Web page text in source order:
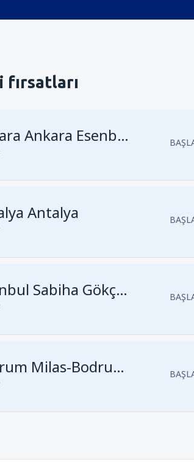
fırsatları
Ankara Ankara Esenboğa
Kalkış
KalkışAntalya, Antalya (AYT)
İstanbul, Sabiha Gökçen
Antalya
Kalkışİstanbul, Sabiha Gökçen
Kalkışİzmir, İzmir Adnan
İstanbul, Istanbul Airport
İstanbul Sabiha Gökçen
KalkışAntalya, Antalya
KalkışAnkara, Ankara
Bodrum Milas-Bodrum Havalimanı